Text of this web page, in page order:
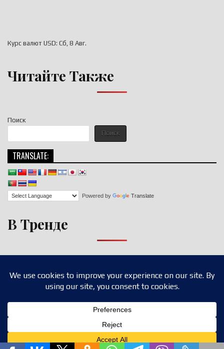
Поиск
Поиск
TRANSLATE:
Powered by Translate
В Тренде
Курс валют USD: Сб, 8 Авг.
Читайте Также
Design by ThemesDNA.com